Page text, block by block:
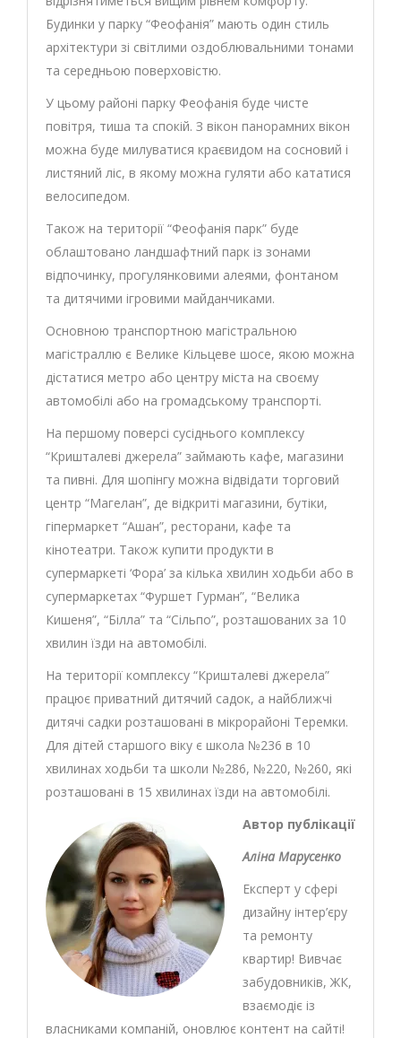
Будинки у парку “Феофанія” мають один стиль
архітектури зі світлими оздоблювальними тонами
та середньою поверховістю.
У цьому районі парку Феофанія буде чисте
повітря, тиша та спокій. З вікон панорамних вікон
можна буде милуватися краєвидом на сосновий і
листяний ліс, в якому можна гуляти або кататися
велосипедом.
Також на території “Феофанія парк” буде
облаштовано ландшафтний парк із зонами
відпочинку, прогулянковими алеями, фонтаном
та дитячими ігровими майданчиками.
Основною транспортною магістральною
магістраллю є Велике Кільцеве шосе, якою можна
дістатися метро або центру міста на своєму
автомобілі або на громадському транспорті.
На першому поверсі сусіднього комплексу
“Кришталеві джерела” займають кафе, магазини
та пивні. Для шопінгу можна відвідати торговий
центр “Магелан”, де відкриті магазини, бутіки,
гіпермаркет “Ашан”, ресторани, кафе та
кінотеатри. Також купити продукти в
супермаркеті ‘Фора’ за кілька хвилин ходьби або в
супермаркетах “Фуршет Гурман”, “Велика
Кишеня”, “Білла” та “Сільпо”, розташованих за 10
хвилин їзди на автомобілі.
На території комплексу “Кришталеві джерела”
працює приватний дитячий садок, а найближчі
дитячі садки розташовані в мікрорайоні Теремки.
Для дітей старшого віку є школа №236 в 10
хвилинах ходьби та школи №286, №220, №260, які
розташовані в 15 хвилинах їзди на автомобілі.
Автор публікації
Аліна Марусенко
Експерт у сфері
дизайну інтер’єру
та ремонту
квартир! Вивчає
забудовників, ЖК,
взаємодіє із
власниками компаній, оновлює контент на сайті!